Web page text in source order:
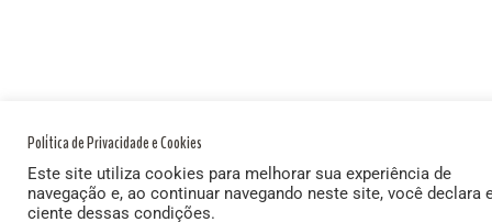
Política de Privacidade e Cookies
Este site utiliza cookies para melhorar sua experiência de
navegação e, ao continuar navegando neste site, você declara
ciente dessas condições.